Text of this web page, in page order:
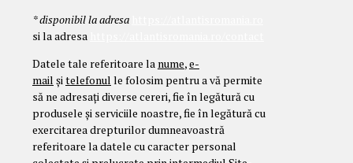
* disponibil la adresa
si la adresa
Datele tale referitoare la nume,e-
mail șitelefonul le folosim pentru a vă permite
să ne adresați diverse cereri, fie în legătură cu
produsele și serviciile noastre, fie în legătură cu
exercitarea drepturilor dumneavoastră
referitoare la datele cu caracter personal